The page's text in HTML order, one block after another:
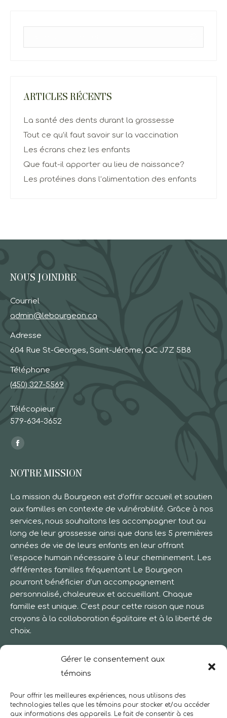
Gérer le consentement aux
témoins
Pour offrir les meilleures expériences, nous utilisons des
technologies telles que les témoins pour stocker et/ou accéder
aux informations des appareils. Le fait de consentir à ces
ARTICLES RÉCENTS
La santé des dents durant la grossesse
Tout ce qu’il faut savoir sur la vaccination
Les écrans chez les enfants
Que faut-il apporter au lieu de naissance?
Les protéines dans l’alimentation des enfants
NOUS JOINDRE
Courriel
admin@lebourgeon.ca
Adresse
604 Rue St-Georges, Saint-Jérôme, QC J7Z 5B8
Téléphone
(450) 327-5569
Télécopieur
579-634-3652
Find us on:
Facebook
opens
new
window
NOTRE MISSION
La mission du Bourgeon est d’offrir accueil et soutien
aux familles en contexte de vulnérabilité. Grâce à nos
services, nous souhaitons les accompagner tout au
long de leur grossesse ainsi que dans les 5 premières
années de vie de leurs enfants en leur offrant
l’espace humain nécessaire à leur cheminement. Les
différentes familles fréquentant Le Bourgeon
pourront bénéficier d’un accompagnement
personnalisé, chaleureux et accueillant. Chaque
famille est unique. C’est pour cette raison que nous
croyons à la collaboration égalitaire et à la liberté de
choix.
À propos